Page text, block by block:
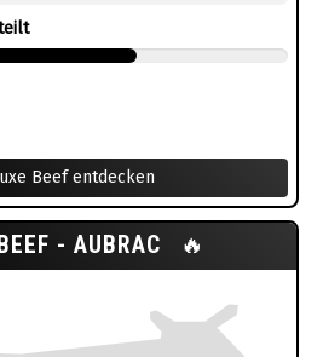
Beef entdecken
- AUBRAC 🔥